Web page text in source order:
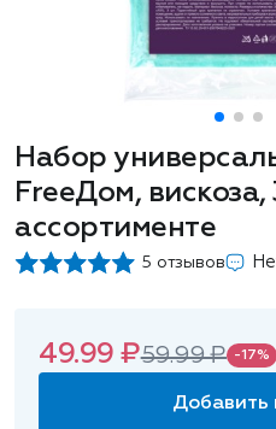
Набор
FreeДом,
ассортименте
5 отзывов
49.99 ₽59.99 ₽ -17%
Добавить